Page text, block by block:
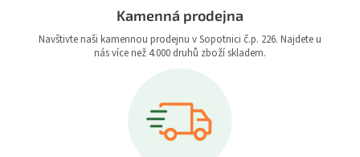
Kamenná prodejna
Navštivte naši kamennou prodejnu v Sopotnici č.p. 226. Najdete u
nás více než 4.000 druhů zboží skladem.